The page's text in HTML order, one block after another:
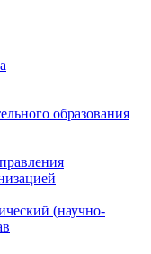
образования
(научно-